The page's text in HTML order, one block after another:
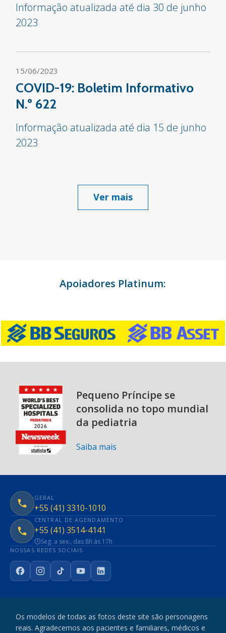
Informação atualizada até dia 30 de junho
2023
15/06/2023
COVID-19: Boletim Informativo
N.º 622
Informação atualizada até dia 15 de junho
2023
Ver mais
Apoiadores Platinum:
Pequeno Príncipe se
consolida no topo mundial
da pediatria
Saiba mais
GERAL
+55 (41) 3310-1010
CENTRAL DE AGENDAMENTO
+55 (41) 3514-4141
Seg. a sex., das 8h às 17h
NOSSAS REDES SOCIAIS
FacebookInstagram
TikTokYouTubeLinkedIn
Os modelos de todas as fotos deste site são personagens
reais. Agradecemos aos pacientes e familiares, médicos e